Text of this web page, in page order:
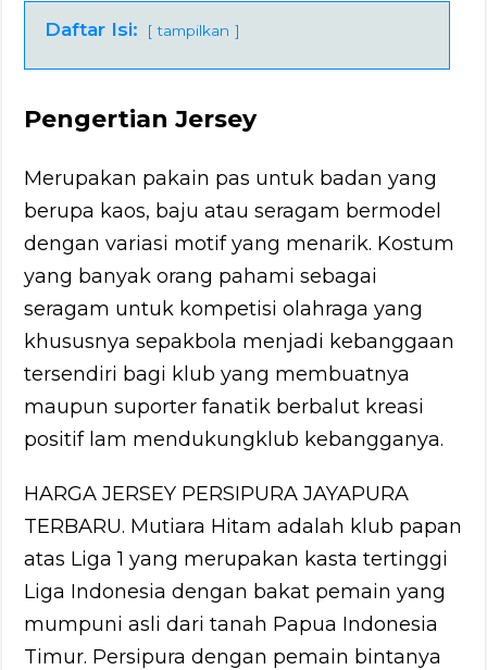
Daftar Isi: tampilkan
Pengertian Jersey
Merupakan pakain pas untuk badan yang
berupa kaos, baju atau seragam bermodel
dengan variasi motif yang menarik. Kostum
yang banyak orang pahami sebagai
seragam untuk kompetisi olahraga yang
khususnya sepakbola menjadi kebanggaan
tersendiri bagi klub yang membuatnya
maupun suporter fanatik berbalut kreasi
positif lam mendukungklub kebangganya.
HARGA JERSEY PERSIPURA JAYAPURA
TERBARU. Mutiara Hitam adalah klub papan
atas Liga 1 yang merupakan kasta tertinggi
Liga Indonesia dengan bakat pemain yang
mumpuni asli dari tanah Papua Indonesia
Timur. Persipura dengan pemain bintanya